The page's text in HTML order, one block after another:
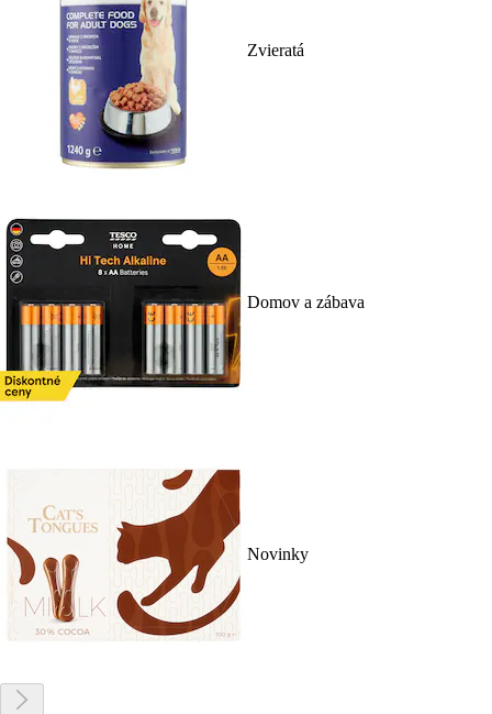
Zvieratá
Domov a zábava
Novinky